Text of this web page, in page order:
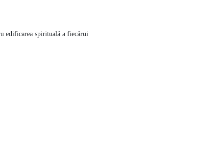
edificarea spirituală a fiecărui